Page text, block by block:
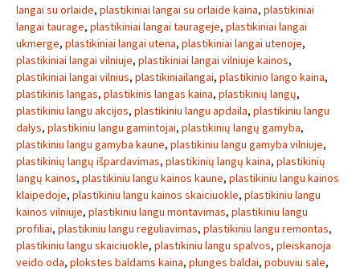
langai su orlaide, plastikiniai langai su orlaide kaina, plastikiniai
langai taurage, plastikiniai langai taurageje, plastikiniai langai
ukmerge, plastikiniai langai utena, plastikiniai langai utenoje,
plastikiniai langai vilniuje, plastikiniai langai vilniuje kainos,
plastikiniai langai vilnius, plastikiniailangai, plastikinio lango kaina,
plastikinis langas, plastikinis langas kaina, plastikinių langų,
plastikiniu langu akcijos, plastikiniu langu apdaila, plastikiniu langu
dalys, plastikiniu langu gamintojai, plastikinių langų gamyba,
plastikiniu langu gamyba kaune, plastikiniu langu gamyba vilniuje,
plastikinių langų išpardavimas, plastikinių langų kaina, plastikinių
langų kainos, plastikiniu langu kainos kaune, plastikiniu langu kainos
klaipedoje, plastikiniu langu kainos skaiciuokle, plastikiniu langu
kainos vilniuje, plastikiniu langu montavimas, plastikiniu langu
profiliai, plastikiniu langu reguliavimas, plastikiniu langu remontas,
plastikiniu langu skaiciuokle, plastikiniu langu spalvos, pleiskanoja
veido oda, plokstes baldams kaina, plunges baldai, pobuviu sale,